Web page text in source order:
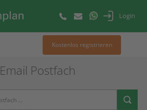
Login
Kostenlos registrieren
Email Postfach